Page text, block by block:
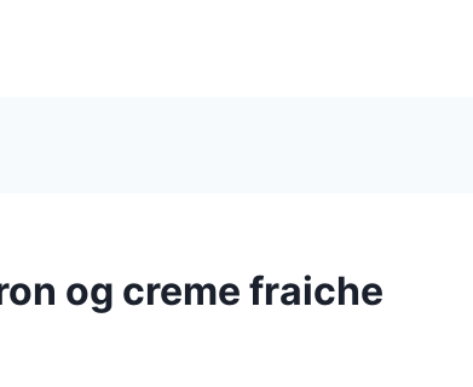
og creme fraiche